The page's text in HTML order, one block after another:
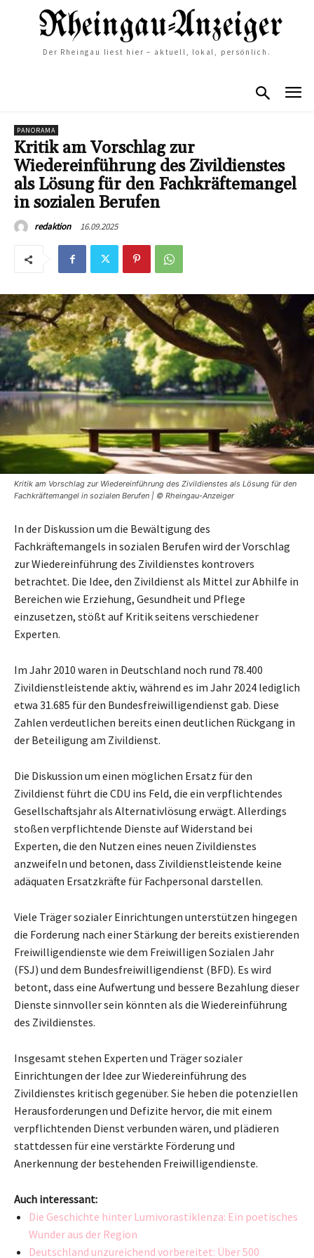
Der Rheingau liest hier – aktuell, lokal, persönlich.
PANORAMA
Kritik am Vorschlag zur
Wiedereinführung des Zivildienstes
als Lösung für den Fachkräftemangel
in sozialen Berufen
redaktion 16.09.2025
Kritik am Vorschlag zur Wiedereinführung des Zivildienstes als Lösung für den
Fachkräftemangel in sozialen Berufen | © Rheingau-Anzeiger
In der Diskussion um die Bewältigung des
Fachkräftemangels in sozialen Berufen wird der Vorschlag
zur Wiedereinführung des Zivildienstes kontrovers
betrachtet. Die Idee, den Zivildienst als Mittel zur Abhilfe in
Bereichen wie Erziehung, Gesundheit und Pflege
einzusetzen, stößt auf Kritik seitens verschiedener
Experten.
Im Jahr 2010 waren in Deutschland noch rund 78.400
Zivildienstleistende aktiv, während es im Jahr 2024 lediglich
etwa 31.685 für den Bundesfreiwilligendienst gab. Diese
Zahlen verdeutlichen bereits einen deutlichen Rückgang in
der Beteiligung am Zivildienst.
Die Diskussion um einen möglichen Ersatz für den
Zivildienst führt die CDU ins Feld, die ein verpflichtendes
Gesellschaftsjahr als Alternativlösung erwägt. Allerdings
stoßen verpflichtende Dienste auf Widerstand bei
Experten, die den Nutzen eines neuen Zivildienstes
anzweifeln und betonen, dass Zivildienstleistende keine
adäquaten Ersatzkräfte für Fachpersonal darstellen.
Viele Träger sozialer Einrichtungen unterstützen hingegen
die Forderung nach einer Stärkung der bereits existierenden
Freiwilligendienste wie dem Freiwilligen Sozialen Jahr
(FSJ) und dem Bundesfreiwilligendienst (BFD). Es wird
betont, dass eine Aufwertung und bessere Bezahlung dieser
Dienste sinnvoller sein könnten als die Wiedereinführung
des Zivildienstes.
Insgesamt stehen Experten und Träger sozialer
Einrichtungen der Idee zur Wiedereinführung des
Zivildienstes kritisch gegenüber. Sie heben die potenziellen
Herausforderungen und Defizite hervor, die mit einem
verpflichtenden Dienst verbunden wären, und plädieren
stattdessen für eine verstärkte Förderung und
Anerkennung der bestehenden Freiwilligendienste.
Auch interessant:
Die Geschichte hinter Lumivorastiklenza: Ein poetisches
Wunder aus der Region
Deutschland unzureichend vorbereitet: Über 500